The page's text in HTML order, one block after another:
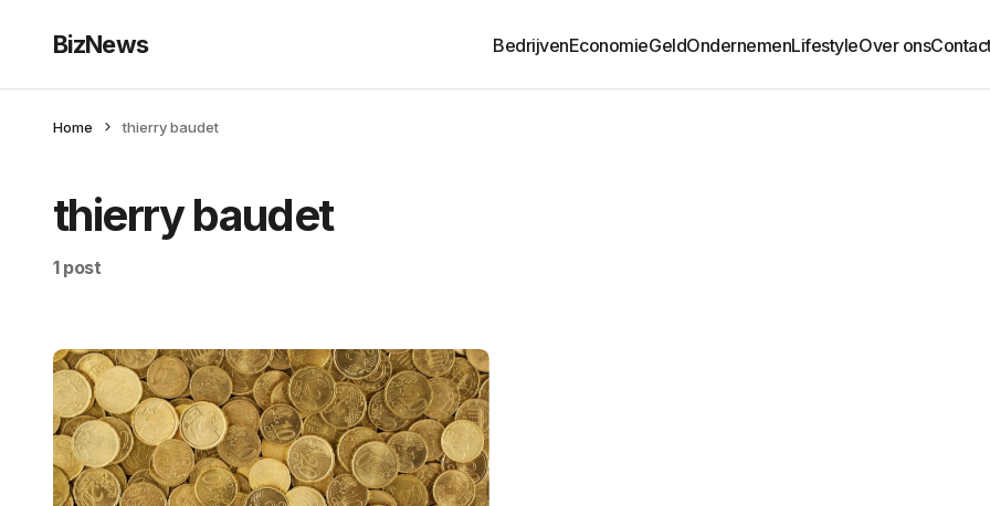
BizNews BedrijvenEconomieGeldOndernemenLifestyleOver ons
Home thierry baudet
thierry baudet
1 post